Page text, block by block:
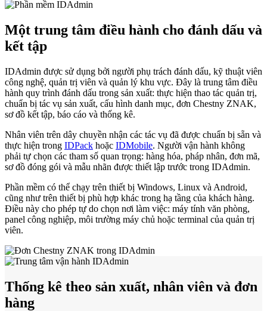
Một trung tâm điều hành cho đánh dấu và
kết tập
IDAdmin được sử dụng bởi người phụ trách đánh dấu, kỹ thuật viên
công nghệ, quản trị viên và quản lý khu vực. Đây là trung tâm điều
hành quy trình đánh dấu trong sản xuất: thực hiện thao tác quản trị,
chuẩn bị tác vụ sản xuất, cấu hình danh mục, đơn Chestny ZNAK,
sơ đồ kết tập, báo cáo và thống kê.
Nhân viên trên dây chuyền nhận các tác vụ đã được chuẩn bị sẵn và
thực hiện trong IDPack hoặc IDMobile. Người vận hành không
phải tự chọn các tham số quan trọng: hàng hóa, pháp nhân, đơn mã,
sơ đồ đóng gói và mẫu nhãn được thiết lập trước trong IDAdmin.
Phần mềm có thể chạy trên thiết bị Windows, Linux và Android,
cũng như trên thiết bị phù hợp khác trong hạ tầng của khách hàng.
Điều này cho phép tự do chọn nơi làm việc: máy tính văn phòng,
panel công nghiệp, môi trường máy chủ hoặc terminal của quản trị
viên.
Thống kê theo sản xuất, nhân viên và đơn
hàng